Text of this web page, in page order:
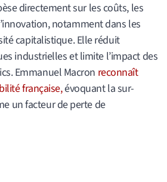
directement sur les coûts, les
notamment dans les
capitalistique. Elle réduit
industrielles et limite l’impact des
Emmanuel Macron reconnaît
française,évoquant la sur-
un facteur de perte de